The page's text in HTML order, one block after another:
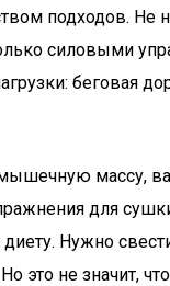
подходов. Не
силовыми
беговая
массу,
для
Нужно
это не значит,